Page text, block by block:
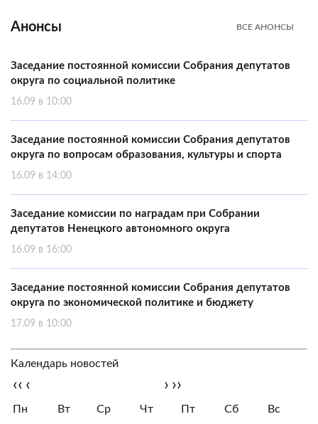
Анонсы ВСЕ АНОНСЫ
Заседание постоянной комиссии Собрания депутатов
округа по социальной политике
16.09 в 10:00
Заседание постоянной комиссии Собрания депутатов
округа по вопросам образования, культуры и спорта
16.09 в 14:00
Заседание комиссии по наградам при Собрании
депутатов Ненецкого автономного округа
16.09 в 16:00
Заседание постоянной комиссии Собрания депутатов
округа по экономической политике и бюджету
17.09 в 10:00
Календарь новостей
‹‹ ‹ › ››
Пн Вт Ср Чт Пт Сб Вс